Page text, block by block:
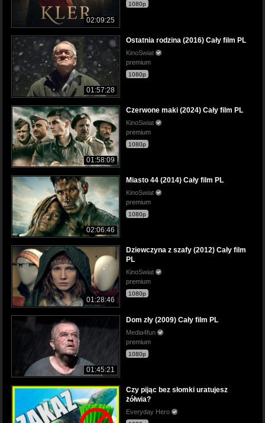
02:09:25
1080p
01:57:28
Ostatnia rodzina (2016) Cały film PL
KinoSwiat
premium
1080p
01:58:09
Czerwone maki (2024) Cały film PL
KinoSwiat
premium
1080p
02:06:46
Miasto 44 (2014) Cały film PL
KinoSwiat
premium
1080p
01:28:46
Dziewczyna z szafy (2012) Cały film
PL
KinoSwiat
premium
1080p
01:45:21
Dom zły (2009) Cały film PL
Media4fun
premium
1080p
Czy pijąc bez słomki uratujesz
żółwia?
Everyday Hero